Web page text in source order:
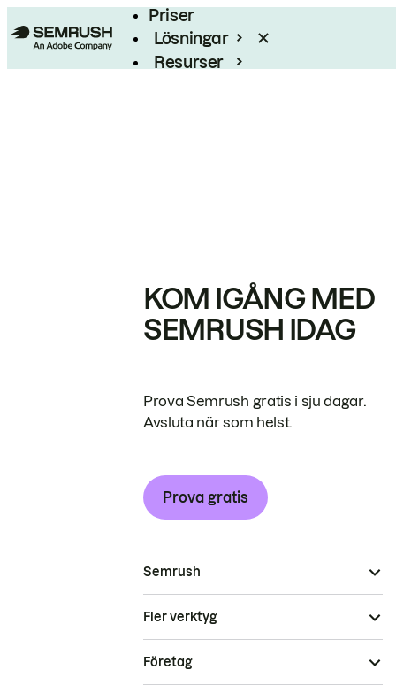
Priser
Lösningar
Resurser
KOM IGÅNG MED
SEMRUSH IDAG
Prova Semrush gratis i sju dagar.
Avsluta när som helst.
Prova gratis
Semrush
Fler verktyg
Företag